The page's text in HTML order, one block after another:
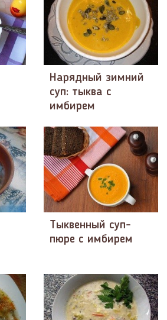
Нарядный зимний
суп: тыква с
имбирем
Тыквенный суп-
пюре с имбирем